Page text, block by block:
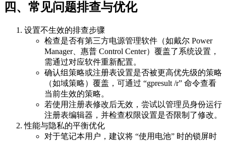
四、常见问题排查与优化
设置不生效的排查步骤
检查是否有第三方电源管理软件（如戴尔 Power
Manager、惠普 Control Center）覆盖了系统设置，
需通过对应软件重新配置。
确认组策略或注册表设置是否被更高优先级的策略
（如域策略）覆盖，可通过 “gpresult /r” 命令查看
当前生效的策略。
若使用注册表修改后无效，尝试以管理员身份运行
注册表编辑器，并检查权限设置是否限制了修改。
性能与隐私的平衡优化
对于笔记本用户，建议将 “使用电池” 时的锁屏时